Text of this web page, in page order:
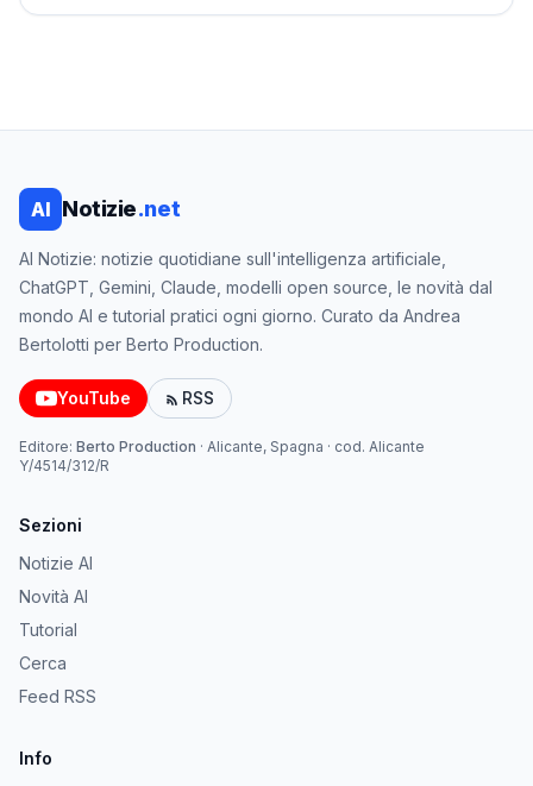
cambia per chi cerca lavoro, per le aziende e per la
AI Notizie.net
AI Notizie: notizie quotidiane sull'intelligenza artificiale,
ChatGPT, Gemini, Claude, modelli open source, le novità dal
mondo AI e tutorial pratici ogni giorno. Curato da Andrea
Bertolotti per Berto Production.
YouTube RSS
Editore: Berto Production · Alicante, Spagna · cod. Alicante
Y/4514/312/R
Sezioni
Notizie AI
Novità AI
Tutorial
Cerca
Feed RSS
Info